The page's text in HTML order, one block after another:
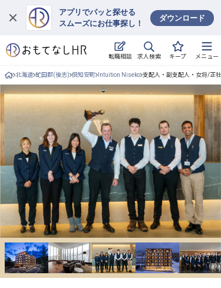
アプリでパッと探せる
スムーズにお仕事探し！
ダウンロード
転職相談 求人検索 キープ メニュー
ログイン
求人・施設を探す
キープした求人
就職・転職 合同説明会
おもてなしHRについて
ご利用の流れ
よくある質問
ホテル・宿泊業界情報コラム
無料 転職サポートに申し込む
北海道 虻田郡(後志) 倶知安町 Intuition Niseko 支配人・副支配人・女将/正社